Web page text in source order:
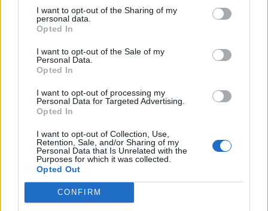
I want to opt-out of the Sharing of my
personal data.
Opted In
I want to opt-out of the Sale of my
Personal Data.
Opted In
I want to opt-out of processing my
Personal Data for Targeted Advertising.
Opted In
I want to opt-out of Collection, Use,
Retention, Sale, and/or Sharing of my
Personal Data that Is Unrelated with the
Purposes for which it was collected.
Opted Out
CONFIRM
TP Greece: Πώς διαμορφώνεται το
μέλλον του Insurance στην εποχή του AI
Περισσότερα από το
Ισχυρές επιδόσεις για τη Cenergy
Holdings με σημαντική αύξηση